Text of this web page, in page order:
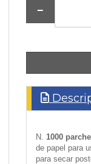
−
N. 1000
de papel para
para secar